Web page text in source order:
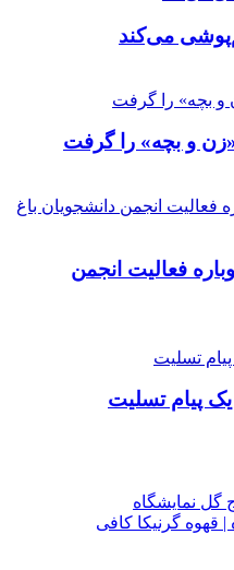
می‌کند
و بچه» را گرفت
فعالیت انجمن
پیام تسلیت
گل نمایشگاه
| قهوه گرنیکا کافی